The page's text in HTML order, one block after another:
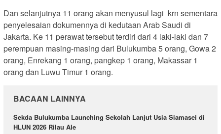
Dan selanjutnya 11 orang akan menyusul lagi krn sementara
penyelesaian dokumennya di kedutaan Arab Saudi di
Jakarta. Ke 11 perawat tersebut terdiri dari 4 laki-laki dan 7
perempuan masing-masing dari Bulukumba 5 orang, Gowa 2
orang, Enrekang 1 orang, pangkep 1 orang, Makassar 1
orang dan Luwu Timur 1 orang.
BACAAN LAINNYA
Sekda Bulukumba Launching Sekolah Lanjut Usia Siamasei di
HLUN 2026 Rilau Ale